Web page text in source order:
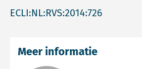
ECLI:NL:RVS:2014:726
Meer informatie